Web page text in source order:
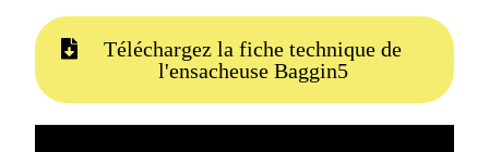
Téléchargez la fiche technique de
l'ensacheuse Baggin5